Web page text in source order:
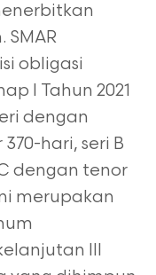
SMAR
obligasi
I Tahun 2021
dengan
hari, seri B
dengan tenor
merupakan
III